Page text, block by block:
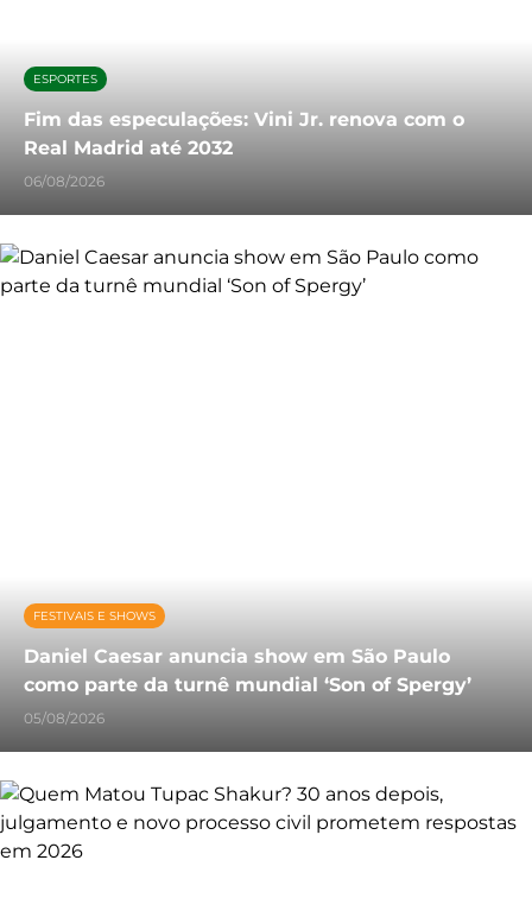
ESPORTES
Fim das especulações: Vini Jr. renova com o
Real Madrid até 2032
06/08/2026
FESTIVAIS E SHOWS
Daniel Caesar anuncia show em São Paulo
como parte da turnê mundial ‘Son of Spergy’
05/08/2026